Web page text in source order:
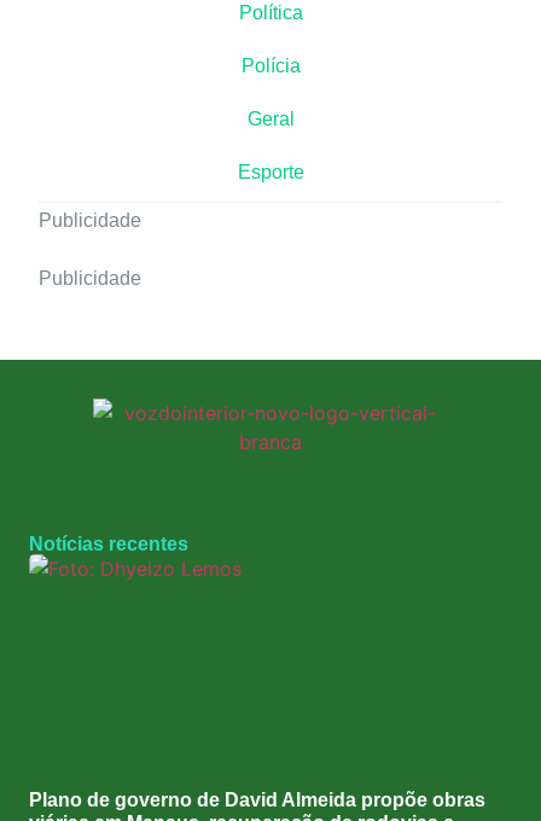
Política
Polícia
Geral
Esporte
Publicidade
Publicidade
Notícias recentes
Plano de governo de David Almeida propõe obras